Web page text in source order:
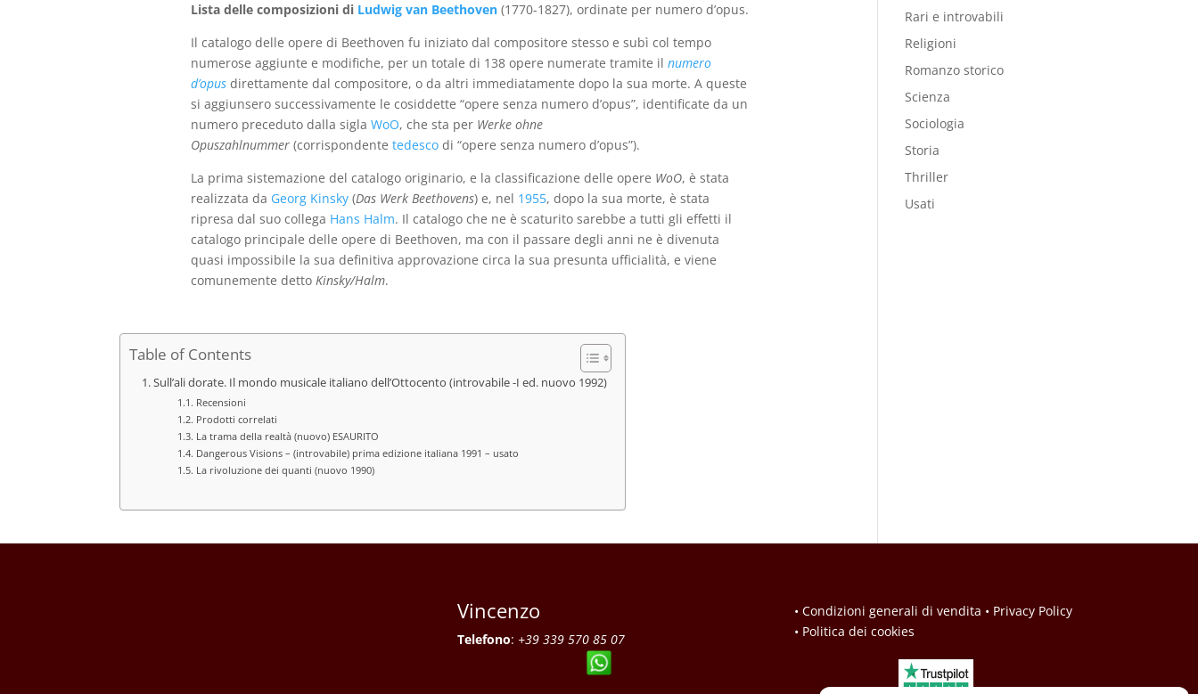
Lista delle composizioni di Ludwig van Beethoven (1770-1827), ordinate per numero d’opus.
Il catalogo delle opere di Beethoven fu iniziato dal compositore stesso e subì col tempo
numerose aggiunte e modifiche, per un totale di 138 opere numerate tramite il numero
d’opus direttamente dal compositore, o da altri immediatamente dopo la sua morte. A queste
si aggiunsero successivamente le cosiddette “opere senza numero d’opus”, identificate da un
numero preceduto dalla sigla WoO, che sta per Werke ohne
Opuszahlnummer (corrispondente tedesco di “opere senza numero d’opus”).
La prima sistemazione del catalogo originario, e la classificazione delle opere WoO, è stata
realizzata da Georg Kinsky (Das Werk Beethovens) e, nel 1955, dopo la sua morte, è stata
ripresa dal suo collega Hans Halm. Il catalogo che ne è scaturito sarebbe a tutti gli effetti il
catalogo principale delle opere di Beethoven, ma con il passare degli anni ne è divenuta
quasi impossibile la sua definitiva approvazione circa la sua presunta ufficialità, e viene
comunemente detto Kinsky/Halm.
Table of Contents
Sull’ali dorate. Il mondo musicale italiano dell’Ottocento (introvabile -I ed. nuovo 1992)
Recensioni
Prodotti correlati
La trama della realtà (nuovo) ESAURITO
Dangerous Visions – (introvabile) prima edizione italiana 1991 – usato
La rivoluzione dei quanti (nuovo 1990)
Rari e introvabili
Religioni
Romanzo storico
Scienza
Sociologia
Storia
Thriller
Usati
Vincenzo
Telefono: +39 339 570 85 07
• Condizioni generali di vendita • Privacy Policy
• Politica dei cookies